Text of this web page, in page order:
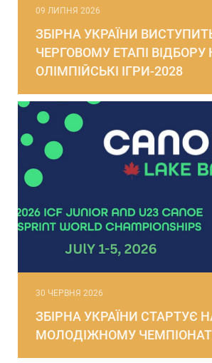
09 ЛИПНЯ 2026
ЗБІРНА УКРАЇНИ
ЧЕРГОВОМУ ЕТАПІ ВІДБОРУ
ОЛІМПІЙСЬКІ ІГРИ-2028
30 ЧЕРВНЯ 2026
ЗБІРНА УКРАЇНИ СТАРТУЄ
МОЛОДІЖНОМУ